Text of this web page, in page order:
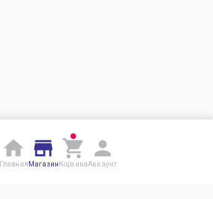
Главная Магазин КорзинаАккаунт